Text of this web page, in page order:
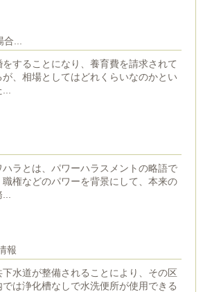
...
をすることになり、養育費を請求されて
が、相場としてはどれくらいなのかとい
ハラとは、パワーハラスメントの略語で
職権などのパワーを背景にして、本来の
報
下水道が整備されることにより、その区
では浄化槽なしで水洗便所が使用できる